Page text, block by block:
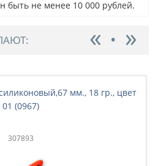
быть не менее 10 000 рублей.
мм., 18 гр., цвет
01 (0967)
307893